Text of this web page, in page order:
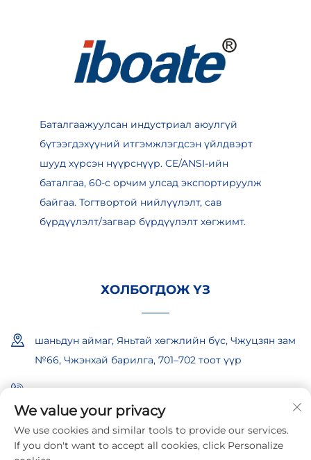
Баталгаажуулсан индустриал аюулгүй
бүтээгдэхүүний итгэмжлэгдсэн үйлдвэрт
шууд хүрсэн нүүрснүүр. CE/ANSI-ийн
баталгаа, 60-с орчим улсад экспортируулж
байгаа. Тогтвортой нийлүүлэлт, сав
бүрдүүлэлт/загвар бүрдүүлэлт хөгжимт.
ХОЛБОГДОЖ ҮЗ
шаньдун аймаг, Яньтай хөгжлийн бүс, Чжуцзян зам
№66, Чжэнхай барилга, 701–702 тоот үүр
+86-18865557722
+86-18865522722
[email protected]
We value your privacy
We use cookies and similar tools to provide our services.
If you don't want to accept all cookies, click Personalize